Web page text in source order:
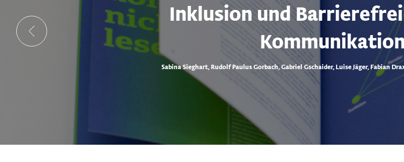
Inklusion und
Kommunikation
Sabina Sieghart, Rudolf Paulus Gorbach, Gabriel Gschaider, Luise Jäger, Fabian